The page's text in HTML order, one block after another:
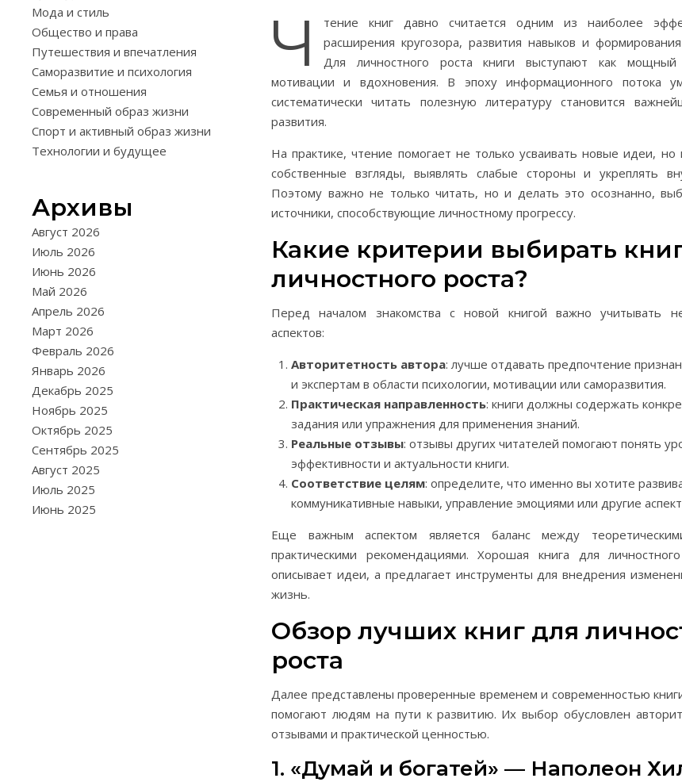
Мода и стиль
Общество и права
Путешествия и впечатления
Саморазвитие и психология
Семья и отношения
Современный образ жизни
Спорт и активный образ жизни
Технологии и будущее
Архивы
Август 2026
Июль 2026
Июнь 2026
Май 2026
Апрель 2026
Март 2026
Февраль 2026
Январь 2026
Декабрь 2025
Ноябрь 2025
Октябрь 2025
Сентябрь 2025
Август 2025
Июль 2025
Июнь 2025
Ч
тение книг давно считается одним из наиболее
расширения кругозора, развития навыков и
Для личностного роста книги выступают как мощный
мотивации и вдохновения. В эпоху информационного потока
систематически читать полезную литературу становится
развития.
На практике, чтение помогает не только усваивать новые идеи, но
собственные взгляды, выявлять слабые стороны и укреплять
Поэтому важно не только читать, но и делать это осознанно,
источники, способствующие личностному прогрессу.
Какие критерии выбирать
личностного роста?
Перед началом знакомства с новой книгой важно учитывать
аспектов:
Авторитетность автора: лучше отдавать предпочтение
и экспертам в области психологии, мотивации или саморазвития.
Практическая направленность: книги должны содержать
задания или упражнения для применения знаний.
Реальные отзывы: отзывы других читателей помогают понять
эффективности и актуальности книги.
Соответствие целям: определите, что именно вы хотите
коммуникативные навыки, управление эмоциями или другие
Еще важным аспектом является баланс между
практическими рекомендациями. Хорошая книга для
описывает идеи, а предлагает инструменты для внедрения
жизнь.
Обзор лучших книг для
роста
Далее представлены проверенные временем и современностью
помогают людям на пути к развитию. Их выбор обусловлен
отзывами и практической ценностью.
1. «Думай и богатей» — Наполеон